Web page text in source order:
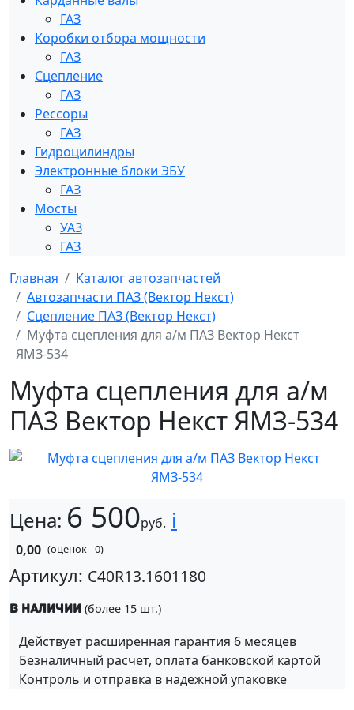
ГАЗ
Коробки отбора мощности
ГАЗ
Сцепление
ГАЗ
Рессоры
ГАЗ
Гидроцилиндры
Электронные блоки ЭБУ
ГАЗ
Мосты
УАЗ
ГАЗ
Главная
Каталог автозапчастей
Автозапчасти ПАЗ (Вектор Некст)
Сцепление ПАЗ (Вектор Некст)
Муфта сцепления для а/м ПАЗ Вектор Некст
ЯМЗ-534
Муфта сцепления для а/м
ПАЗ Вектор Некст ЯМЗ-534
Цена: 6 500руб. i
0,00 (оценок - 0)
Артикул: C40R13.1601180
В наличии (более 15 шт.)
Действует расширенная гарантия 6 месяцев
Безналичный расчет, оплата банковской картой
Контроль и отправка в надежной упаковке